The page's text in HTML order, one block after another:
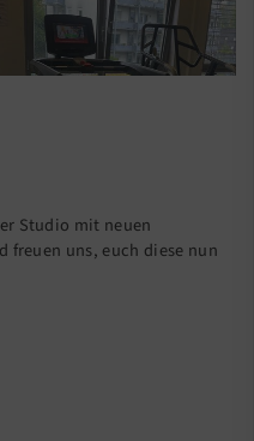
Studio mit neuen
freuen uns, euch diese nun